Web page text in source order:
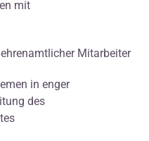
mit
Mitarbeiter
in enger
des